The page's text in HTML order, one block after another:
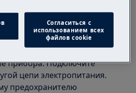
в приборе имеется
или короткое
быть неправильное
прибора. Подключите
цепи электропитания.
предохранителю
Согласиться с
использованием всех
файлов cookie